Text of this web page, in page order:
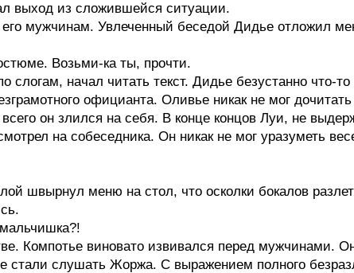
выход из сложившейся ситуации.
мужчинам. Увлеченный беседой Дидье отложил
Возьми-ка ты, прочти.
слогам, начал читать текст. Дидье безустанно что-
официанта. Оливье никак не мог
он злился на себя. В конце концов Луи, не
на собеседника. Он никак не мог уразуметь
швырнул меню на стол, что осколки бокалов
Компотье виновато извивался перед мужчинами.
стали слушать Жоржа. С выражением полного